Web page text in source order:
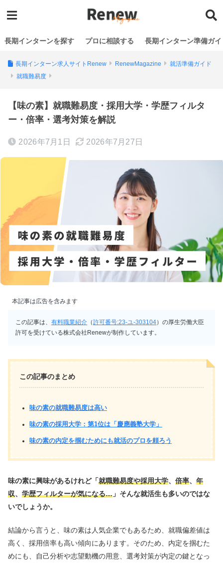
長期インターンを探す プロに相談する 長期インターン準備ガイ
長期インターン求人サイトRenew RenewMagazine
就活準備ガイド
就職難易度
【味の素】就職難易度・採用大学・学歴フィルタ
ー・倍率・選考対策を解説
2026年7月1日 2026年7月27日
本記事は広告を含みます
この記事は、有料職業紹介 （許可番号:23-ユ-303104）の厚生労働大臣
許可を受けている株式会社Renewが制作しています。
この記事のまとめ
味の素の就職難易度は高い
味の素の採用大学：第1位は「慶應義塾大学」
味の素の内定を掴むためにも就活のプロを頼ろう
味の素に興味があるけれど「就職難易度や採用大学、 倍率、 年
収、 学歴フィルターが気になる… 」そんな就活生も多いのではな
いでしょうか。
結論から言うと、味の素は人気企業でもあるため、就職偏差値は
高く、採用倍率も高い傾向にあります。そのため、内定を掴むた
めにも、自己分析や志望動機の用意、選考対策が内定の鍵となっ